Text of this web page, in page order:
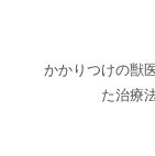
かかりつけの獣
た治療